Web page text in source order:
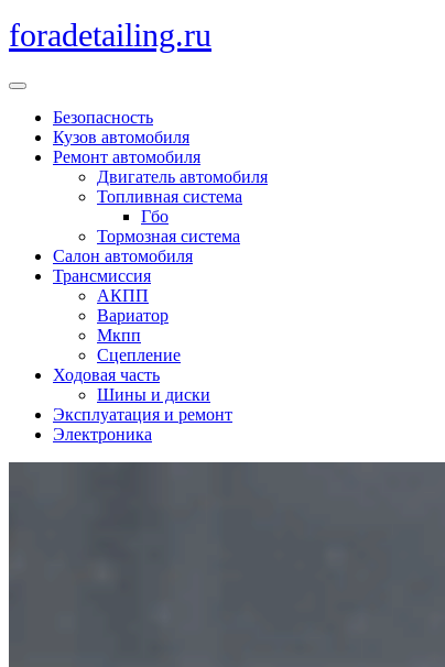
Перейти
к
foradetailing.ru
Кнопка
ОткрытьБезопасность
Кузов автомобиля
Ремонт автомобиля
Двигатель автомобиля
Топливная система
Гбо
Тормозная система
Салон автомобиля
Трансмиссия
АКПП
Вариатор
Мкпп
Сцепление
Ходовая часть
Шины и диски
Эксплуатация и ремонт
Электроника